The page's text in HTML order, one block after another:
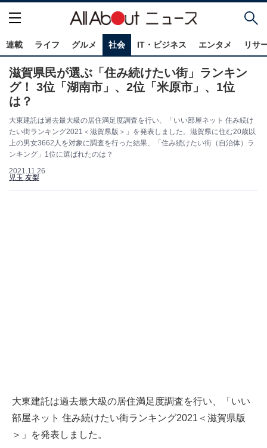
連載 ライフ グルメ 社会 IT・ビジネス エンタメ リサ
滋賀県民が選ぶ「住み続けたい街」ランキン
グ！ 3位「湖南市」、2位「米原市」、1位
は？
大東建託は過去最大級の居住満足度調査を行い、「いい部屋ネット 住み続け
たい街ランキング2021＜滋賀県版＞」を発表しました。滋賀県に住む20歳以
上の男女3662人を対象に調査を行った結果、「住み続けたい街（自治体）ラ
ンキング」1位に選ばれたのは？
2021.11.26
児玉 友梨
大東建託は過去最大級の居住満足度調査を行い、「いい
部屋ネット 住み続けたい街ランキング2021＜滋賀県版
＞」を発表しました。